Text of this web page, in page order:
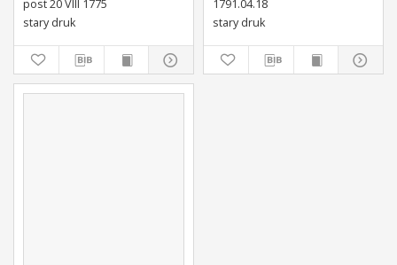
Pułtuskiego [...] Do Oboyga
Stanu Tak Duchownego,
Swoiey Roku Panskiego
1775 [...] Wydany.
post 20 VIII 1775
stary druk
1791.04.18
stary druk